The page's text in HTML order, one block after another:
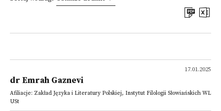
17.01.2025
dr Emrah Gaznevi
Afiliacje: Zakład Języka i Literatury Polskiej, Instytut Filologii Słowiańskich WL
USt